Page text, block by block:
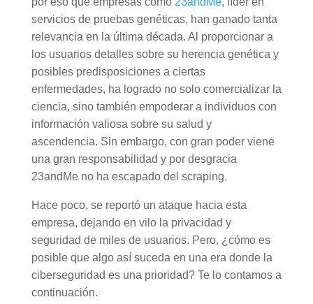
servicios de pruebas genéticas, han ganado tanta
relevancia en la última década. Al proporcionar a
los usuarios detalles sobre su herencia genética y
posibles predisposiciones a ciertas
enfermedades, ha logrado no solo comercializar la
ciencia, sino también empoderar a individuos con
información valiosa sobre su salud y
ascendencia. Sin embargo, con gran poder viene
una gran responsabilidad y por desgracia
23andMe no ha escapado del scraping.
Hace poco, se reportó un ataque hacia esta
empresa, dejando en vilo la privacidad y
seguridad de miles de usuarios. Pero, ¿cómo es
posible que algo así suceda en una era donde la
ciberseguridad es una prioridad? Te lo contamos a
continuación.